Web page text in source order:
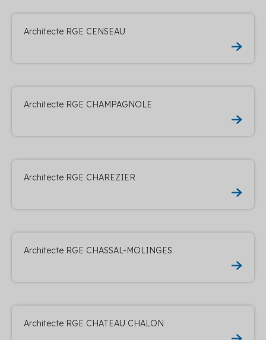
Architecte RGE CENSEAU
Architecte RGE CHAMPAGNOLE
Architecte RGE CHAREZIER
Architecte RGE CHASSAL-MOLINGES
Architecte RGE CHATEAU CHALON